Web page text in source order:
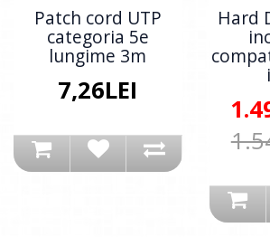
Patch cord UTP
categoria 5e
lungime 3m
7,26LEI
Hard